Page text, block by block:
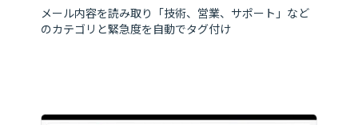
メール内容を読み取り「技術、営業、サポート」など
のカテゴリと緊急度を自動でタグ付け